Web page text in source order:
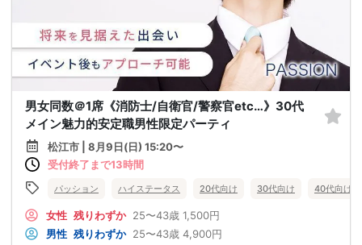
男女同数＠1席《消防士/自衛官/警察官etc…》30代
メイン魅力的安定職男性限定パーティ
松江市 | 8月9日(日) 15:20〜
受付終了まで13時間
パッション ハイステータス 20代向け 30代向け 40代向け
女性 残りわずか 25〜43歳 1,500円
男性 残りわずか 25〜43歳 4,900円